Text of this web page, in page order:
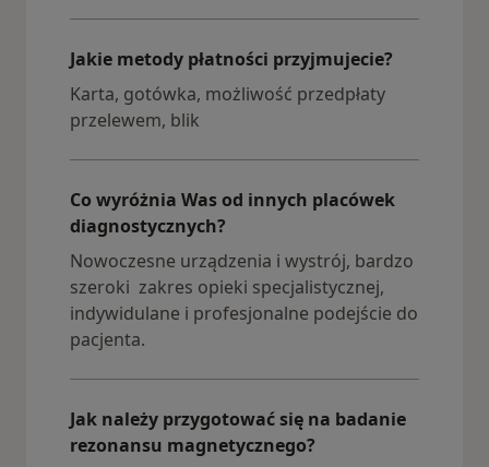
Jakie metody płatności przyjmujecie?
Karta, gotówka, możliwość przedpłaty
przelewem, blik
Co wyróżnia Was od innych placówek
diagnostycznych?
Nowoczesne urządzenia i wystrój, bardzo
szeroki zakres opieki specjalistycznej,
indywidulane i profesjonalne podejście do
pacjenta.
Jak należy przygotować się na badanie
rezonansu magnetycznego?